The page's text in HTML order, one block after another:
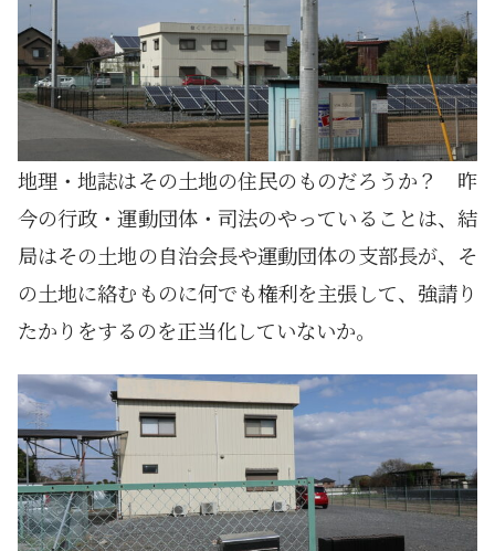
地理・地誌はその土地の住民のものだろうか？ 昨
今の行政・運動団体・司法のやっていることは、結
局はその土地の自治会長や運動団体の支部長が、そ
の土地に絡むものに何でも権利を主張して、強請り
たかりをするのを正当化していないか。